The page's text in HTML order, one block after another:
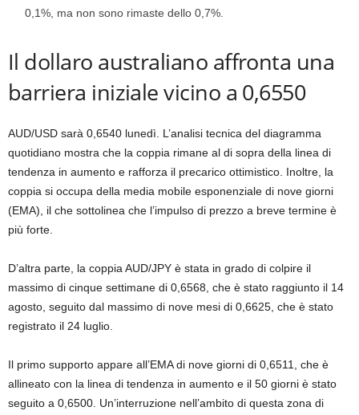
0,1%, ma non sono rimaste dello 0,7%.
Il dollaro australiano affronta una
barriera iniziale vicino a 0,6550
AUD/USD sarà 0,6540 lunedì. L’analisi tecnica del diagramma
quotidiano mostra che la coppia rimane al di sopra della linea di
tendenza in aumento e rafforza il precarico ottimistico. Inoltre, la
coppia si occupa della media mobile esponenziale di nove giorni
(EMA), il che sottolinea che l’impulso di prezzo a breve termine è
più forte.
D’altra parte, la coppia AUD/JPY è stata in grado di colpire il
massimo di cinque settimane di 0,6568, che è stato raggiunto il 14
agosto, seguito dal massimo di nove mesi di 0,6625, che è stato
registrato il 24 luglio.
Il primo supporto appare all’EMA di nove giorni di 0,6511, che è
allineato con la linea di tendenza in aumento e il 50 giorni è stato
seguito a 0,6500. Un’interruzione nell’ambito di questa zona di